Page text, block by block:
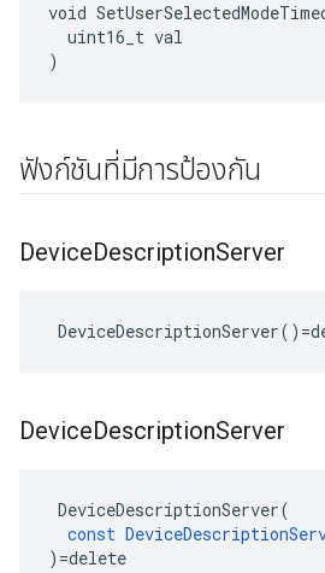
void
  uint16_t val
)
ฟังก์ชันที่มีการป้องกัน
DeviceDescriptionServer
DeviceDescriptionServer
DeviceDescriptionServer(
const
) =delete